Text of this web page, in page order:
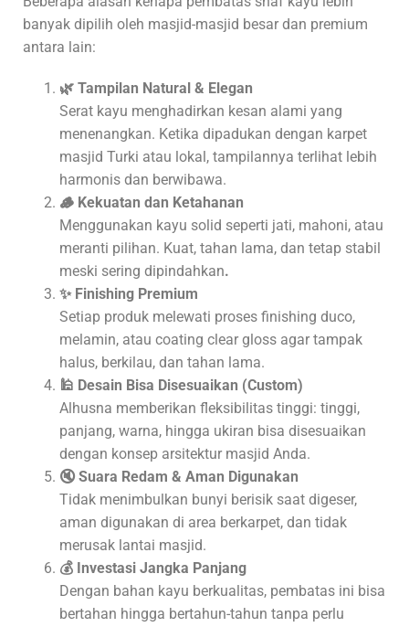
banyak dipilih oleh masjid-masjid besar dan premium
antara lain:
🌿 Tampilan Natural & Elegan
Serat kayu menghadirkan kesan alami yang
menenangkan. Ketika dipadukan dengan karpet
masjid Turki atau lokal, tampilannya terlihat lebih
harmonis dan berwibawa.
🪵 Kekuatan dan Ketahanan
Menggunakan kayu solid seperti jati, mahoni, atau
meranti pilihan. Kuat, tahan lama, dan tetap stabil
meski sering dipindahkan.
✨ Finishing Premium
Setiap produk melewati proses finishing duco,
melamin, atau coating clear gloss agar tampak
halus, berkilau, dan tahan lama.
🕌 Desain Bisa Disesuaikan (Custom)
Alhusna memberikan fleksibilitas tinggi: tinggi,
panjang, warna, hingga ukiran bisa disesuaikan
dengan konsep arsitektur masjid Anda.
🔇 Suara Redam & Aman Digunakan
Tidak menimbulkan bunyi berisik saat digeser,
aman digunakan di area berkarpet, dan tidak
merusak lantai masjid.
💰 Investasi Jangka Panjang
Dengan bahan kayu berkualitas, pembatas ini bisa
bertahan hingga bertahun-tahun tanpa perlu